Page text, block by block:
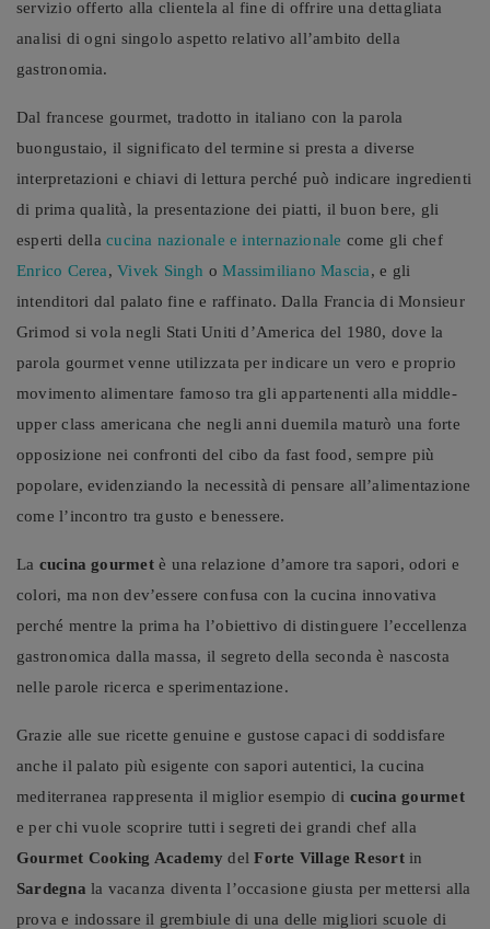
servizio offerto alla clientela al fine di offrire una dettagliata
analisi di ogni singolo aspetto relativo all’ambito della
gastronomia.
Dal francese gourmet, tradotto in italiano con la parola
buongustaio, il significato del termine si presta a diverse
interpretazioni e chiavi di lettura perché può indicare ingredienti
di prima qualità, la presentazione dei piatti, il buon bere, gli
esperti dellacucina nazionale e internazionale come gli chef
Enrico Cerea,Vivek Singh oMassimiliano Mascia, e gli
intenditori dal palato fine e raffinato. Dalla Francia di Monsieur
Grimod si vola negli Stati Uniti d’America del 1980, dove la
parola gourmet venne utilizzata per indicare un vero e proprio
movimento alimentare famoso tra gli appartenenti alla middle-
upper class americana che negli anni duemila maturò una forte
opposizione nei confronti del cibo da fast food, sempre più
popolare, evidenziando la necessità di pensare all’alimentazione
come l’incontro tra gusto e benessere.
La cucina gourmetè una relazione d’amore tra sapori, odori e
colori, ma non dev’essere confusa con la cucina innovativa
perché mentre la prima ha l’obiettivo di distinguere l’eccellenza
gastronomica dalla massa, il segreto della seconda è nascosta
nelle parole ricerca e sperimentazione.
Grazie alle sue ricette genuine e gustose capaci di soddisfare
anche il palato più esigente con sapori autentici, la cucina
mediterranea rappresenta il miglior esempio di cucina gourmet
e per chi vuole scoprire tutti i segreti dei grandi chef alla
Gourmet Cooking Academy delForte Village Resortin
Sardegna la vacanza diventa l’occasione giusta per mettersi alla
prova e indossare il grembiule di una delle migliori scuole di